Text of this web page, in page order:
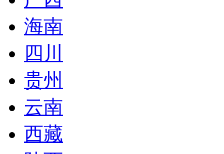
海南
四川
贵州
云南
西藏